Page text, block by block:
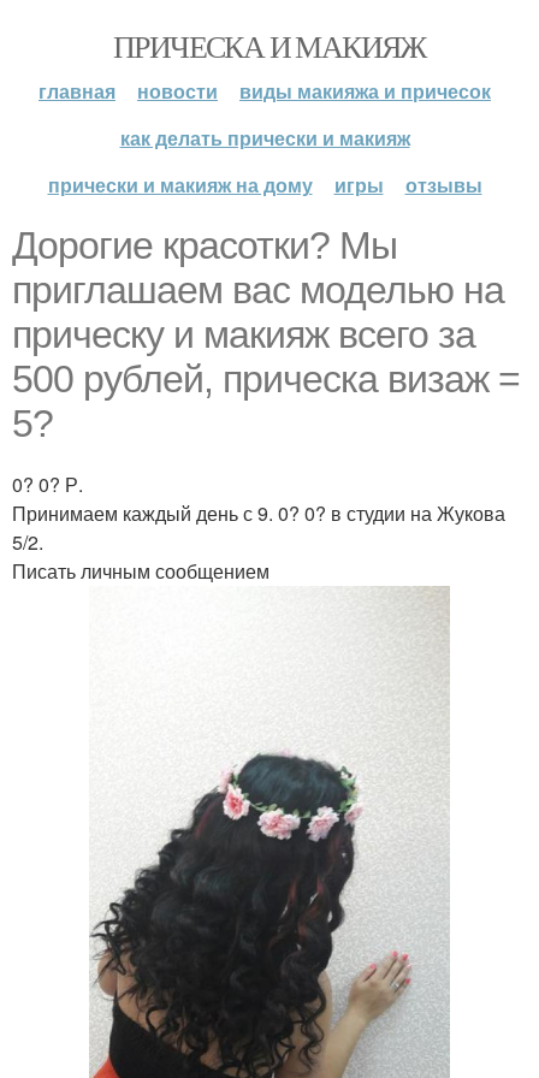
ПРИЧЕСКА И МАКИЯЖ
главная новости
виды макияжа и причесок
как делать прически и макияж
прически и макияж на дому
игры отзывы
Дорогие красотки? Мы
приглашаем вас моделью на
прическу и макияж всего за
500 рублей, прическа визаж =
5?
0? 0? Р.
Принимаем каждый день с 9. 0? 0? в студии на Жукова
5/2.
Писать личным сообщением